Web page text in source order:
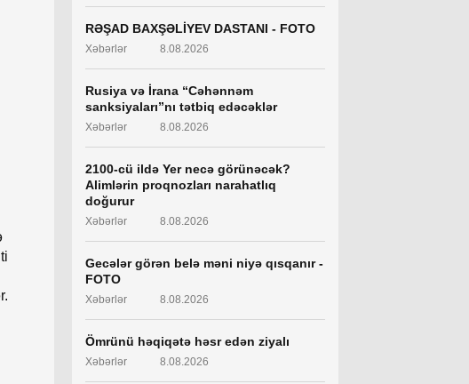
RƏŞAD BAXŞƏLİYEV DASTANI - FOTO
Xəbərlər 8.08.2026
Rusiya və İrana “Cəhənnəm
sanksiyaları”nı tətbiq edəcəklər
Xəbərlər 8.08.2026
2100-cü ildə Yer necə görünəcək?
Alimlərin proqnozları narahatlıq
doğurur
Xəbərlər 8.08.2026
Gecələr görən belə məni niyə qısqanır -
FOTO
Xəbərlər 8.08.2026
Ömrünü həqiqətə həsr edən ziyalı
Xəbərlər 8.08.2026